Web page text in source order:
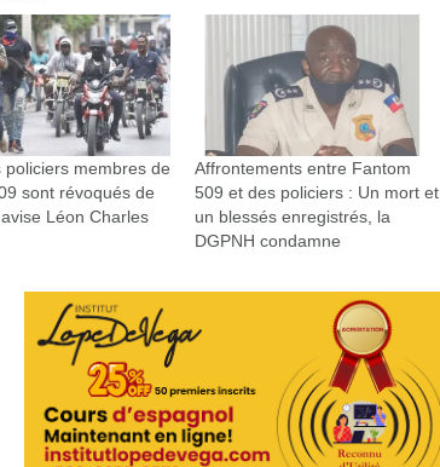
policiers membres de
sont révoqués de
Léon Charles
Affrontements entre Fantom
509 et des policiers : Un mort et
un blessés enregistrés, la
DGPNH condamne